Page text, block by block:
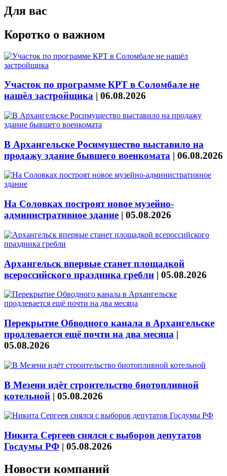
Для вас
Коротко о важном
Участок по программе КРТ в Соломбале не
нашёл застройщика | 06.08.2026
В Архангельске Росимущество выставило на
продажу здание бывшего военкомата | 06.08.2026
На Соловках построят новое музейно-
административное здание | 05.08.2026
Архангельск впервые станет площадкой
всероссийского праздника гребли | 05.08.2026
Перекрытие Обводного канала в Архангельске
продлевается ещё почти на два месяца |
05.08.2026
В Мезени идёт строительство биотопливной
котельной | 05.08.2026
Никита Сергеев снялся с выборов депутатов
Госдумы РФ | 05.08.2026
Новости компаний